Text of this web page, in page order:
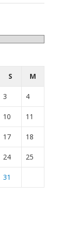
S M
3 4
10 11
17 18
24 25
31